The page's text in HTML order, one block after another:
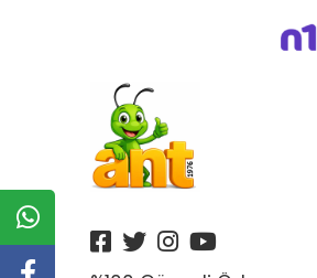
Altın Karma Yayınları
Altın Kitaplar Yayınevi
Altın Kitaplar Yayınları
Altınyıldız